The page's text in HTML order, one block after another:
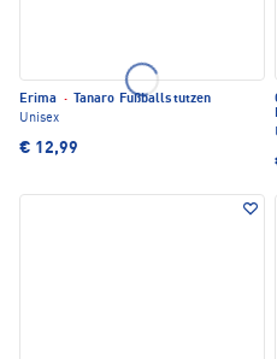
Erima ·
Tanaro Fußballstutzen
Unisex
€ 12,99